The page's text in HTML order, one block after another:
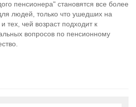
пенсионера" становятся все более
людей, только что ушедших на
тех, чей возраст подходит к
вопросов по пенсионному